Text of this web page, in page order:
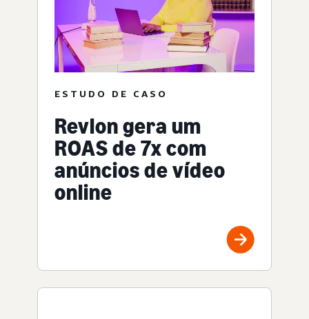
ESTUDO DE CASO
Revlon gera um
ROAS de 7x com
anúncios de vídeo
online